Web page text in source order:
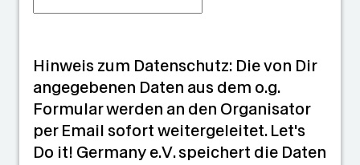
Hinweis zum Datenschutz: Die von Dir
angegebenen Daten aus dem o.g.
Formular werden an den Organisator
per Email sofort weitergeleitet. Let's
Do it! Germany e.V. speichert die Daten